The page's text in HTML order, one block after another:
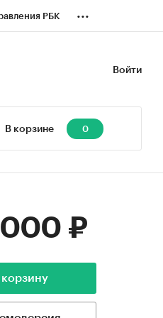
РБК ...
Войти
В корзине 0
₽
корзину